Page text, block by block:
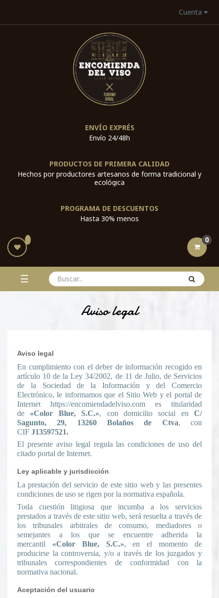
Cuenta
ENVÍO EXPRÉS
Envío 24/48h
PRODUCTOS DE PRIMERA CALIDAD
Hechos por productores artesanos de forma tradicional y
ecológica
PROGRAMA DE DESCUENTOS
Hasta 30% menos
0
Navegación
☰
Aviso legal
Aviso legal
En cumplimiento con el deber de información recogido en
artículo 10 de la Ley 34/2002, de 11 de Julio, de Servicios
de la Sociedad de la Información y del Comercio
Electrónico, le informamos que el Sitio Web y el portal de
Internet https://encomiendadelviso.com es titularidad
de «Color Blue, S.C.», con domicilio social en C/
Sagunto, 29, 13260 Bolaños de Ctva, con
CIF J13597521.
El presente aviso legal regula las condiciones de uso del
citado portal de Internet.
Ley aplicable y jurisdicción
La prestación del servicio de este sitio web y las presentes
condiciones de uso se rigen por la normativa española.
Toda cuestión litigiosa que incumba a los servicios
prestados a través de este sitio web, será resuelta a través de
los tribunales arbitrales de consumo, mediadores o
semejantes a los que se encuentre adherida la
mercantil «Color Blue, S.C.», en el momento de
producirse la controversia, y/o a través de los juzgados y
tribunales correspondientes de conformidad con la
normativa nacional.
Aceptación del usuario